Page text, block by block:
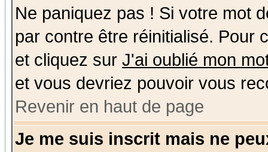
Ne paniquez pas ! Si votre mot
par contre être réinitialisé. Pour
et cliquez sur J'ai oublié mon
et vous devriez pouvoir vous
Revenir en haut de page
Je me suis inscrit mais ne